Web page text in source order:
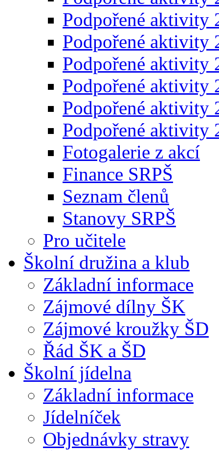
Podpořené aktivity
Podpořené aktivity
Podpořené aktivity
Podpořené aktivity
Podpořené aktivity
Podpořené aktivity
Fotogalerie z akcí
Finance SRPŠ
Seznam členů
Stanovy SRPŠ
Pro učitele
Školní družina a klub
Základní informace
Zájmové dílny ŠK
Zájmové kroužky ŠD
Řád ŠK a ŠD
Školní jídelna
Základní informace
Jídelníček
Objednávky stravy